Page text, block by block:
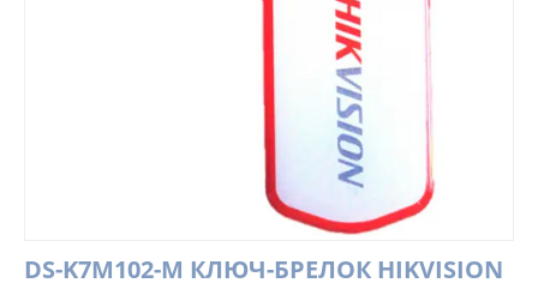
DS-K7M102-M КЛЮЧ-БРЕЛОК HIKVISION